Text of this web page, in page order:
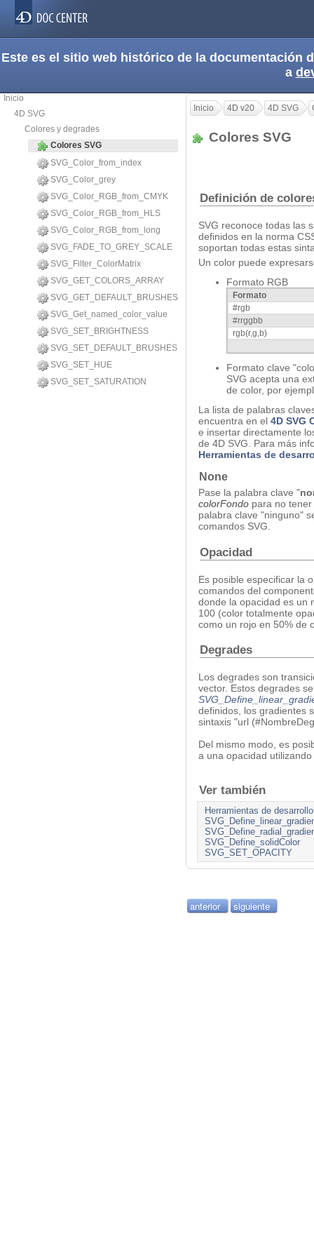
Este es el sitio web histórico de la documentación
a
Inicio
4D SVG
Colores y degrades
Colores SVG
SVG_Color_from_index
SVG_Color_grey
SVG_Color_RGB_from_CMYK
SVG_Color_RGB_from_HLS
SVG_Color_RGB_from_long
SVG_FADE_TO_GREY_SCALE
SVG_Filter_ColorMatrix
SVG_GET_COLORS_ARRAY
SVG_GET_DEFAULT_BRUSHES
SVG_Get_named_color_value
SVG_SET_BRIGHTNESS
SVG_SET_DEFAULT_BRUSHES
SVG_SET_HUE
SVG_SET_SATURATION
Inicio 4D v20 4D SVG
Colores SVG
Definición de
SVG reconoce todas las
definidos en la norma
soportan todas estas
Un color puede
Formato RGB
Formato
#rgb
#rrggbb
rgb(r,g,b)
Formato clave
SVG acepta una
de color, por
La lista de palabras
encuentra en el 4D SVG
e insertar directamente
de 4D SVG. Para más
Herramientas de
None
Pase la palabra clave "
colorFondo para no
palabra clave "ninguno"
comandos SVG.
Opacidad
Es posible especificar la
comandos del
donde la opacidad es un
100 (color totalmente
como un rojo en 50% de
Degrades
Los degrades son
vector. Estos degrades
definidos, los gradientes
sintaxis "url
Del mismo modo, es
a una opacidad
Ver también
Herramientas de desarrollo
SVG_Define_solidColor
SVG_SET_OPACITY
anterior siguiente